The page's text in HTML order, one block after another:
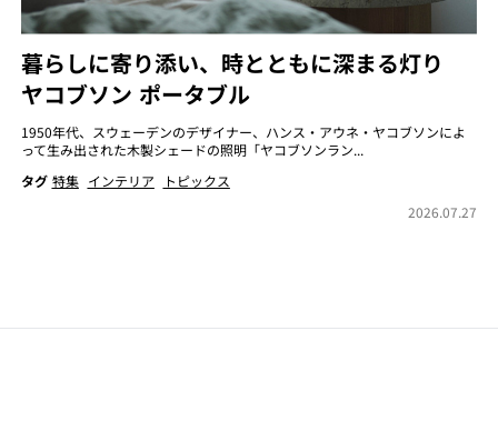
暮らしに寄り添い、時とともに深まる灯り
ヤコブソン ポータブル
1950年代、スウェーデンのデザイナー、ハンス・アウネ・ヤコブソンによ
って生み出された木製シェードの照明「ヤコブソンラン...
タグ 特集 インテリア
トピックス
2026.07.27